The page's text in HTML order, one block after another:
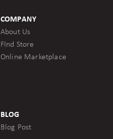
COMPANY
About Us
FInd Store
Online Marketplace
BLOG
Blog Post